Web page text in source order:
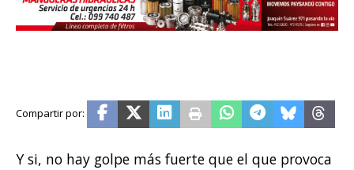
Y si, no hay golpe más fuerte que el que provoca